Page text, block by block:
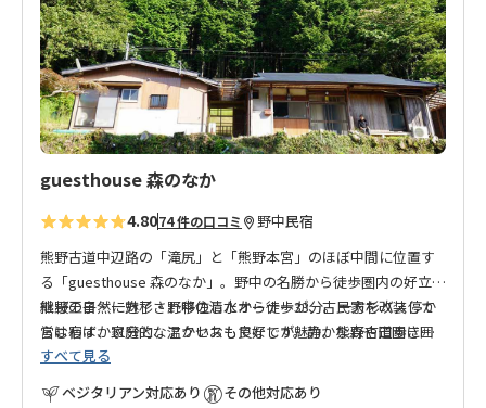
に
追
加
guesthouse 森のなか
4.8074 件の口コミ 野中民宿
熊野古道中辺路の「滝尻」と「熊野本宮」のほぼ中間に位置す
る「guesthouse 森のなか」。野中の名勝から徒歩圏内の好立地
継桜王子・一方杉・野中の清水から徒歩33分。一方杉バス停か
らはわずか11分と、アクセスも良好です。静かな森や田園に囲
まれた当施設は、長旅の疲れを癒やす休憩・宿泊に最適です。
熊野の自然に魅了され移住したオーナーが、古民家を改装して
営む宿は、家庭的な温かいおもてなしが魅力。熊野古道歩きの
疲れを癒す、心温まるひとときをぜひお過ごしください。
すべて見る
ベジタリアン対応あり
その他対応あり